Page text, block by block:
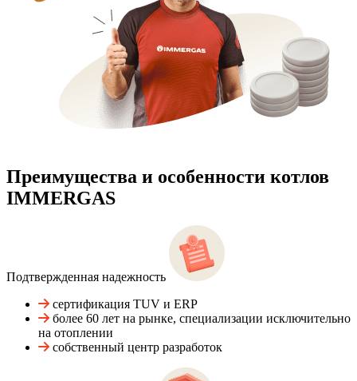
Преимущества и особенности котлов
IMMERGAS
Подтвержденная надежность
сертификация TUV и ERP
более 60 лет на рынке, специализации исключительно
на отоплении
собственный центр разработок